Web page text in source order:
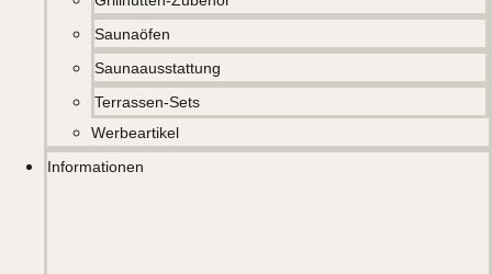
Saunaöfen
Saunaausstattung
Terrassen-Sets
Werbeartikel
Informationen